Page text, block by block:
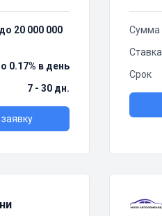
20 000 000
0.17% в день
7 - 30 дн.
Сумма
Ставка
Срок